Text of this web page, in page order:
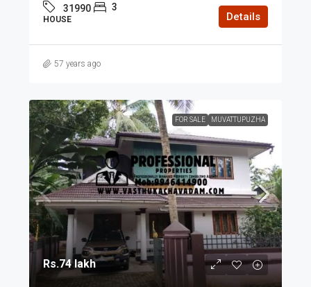
31990 3
HOUSE Details
57 years ago
FOR SALE MUVATTUPUZHA
Rs.74 lakh